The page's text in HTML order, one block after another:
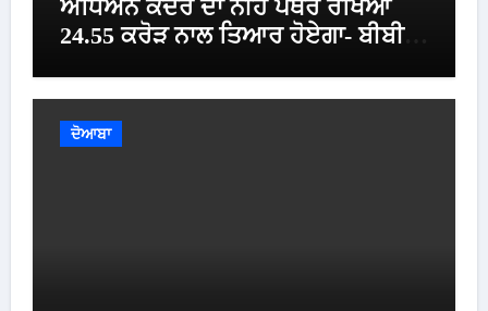
ਅਧਿਐਨ ਕੇਂਦਰ ਦਾ ਨੀਂਹ ਪੱਥਰ ਰੱਖਿਆ
24.55 ਕਰੋੜ ਨਾਲ ਤਿਆਰ ਹੋਏਗਾ- ਬੀਬੀ
ਦੋਆਬਾ